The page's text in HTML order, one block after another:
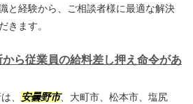
と経験から、ご相談者様に最適な解決
きます。
ら従業員の給料差し押え命令があ
、 安曇野市、大町市、松本市、塩尻